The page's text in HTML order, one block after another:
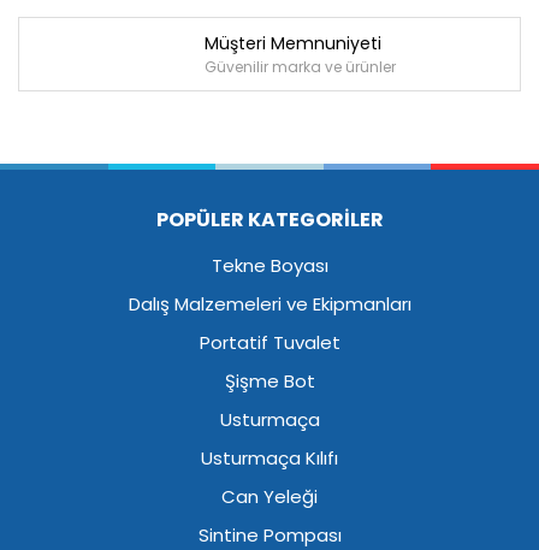
Müşteri Memnuniyeti
Güvenilir marka ve ürünler
POPÜLER KATEGORİLER
Tekne Boyası
Dalış Malzemeleri ve Ekipmanları
Portatif Tuvalet
Şişme Bot
Usturmaça
Usturmaça Kılıfı
Can Yeleği
Sintine Pompası